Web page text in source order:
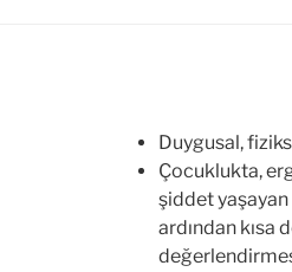
Duygusal,
Çocuklukta,
şiddet
ardından kısa